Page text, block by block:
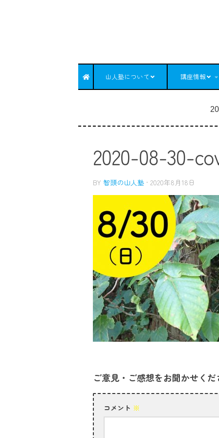
山人塾について 講座情報
2020-08-30-
BY 智頭の山人塾 · 2020年8月18日
ご意見・ご感想をお聞かせくだ
コメント ※